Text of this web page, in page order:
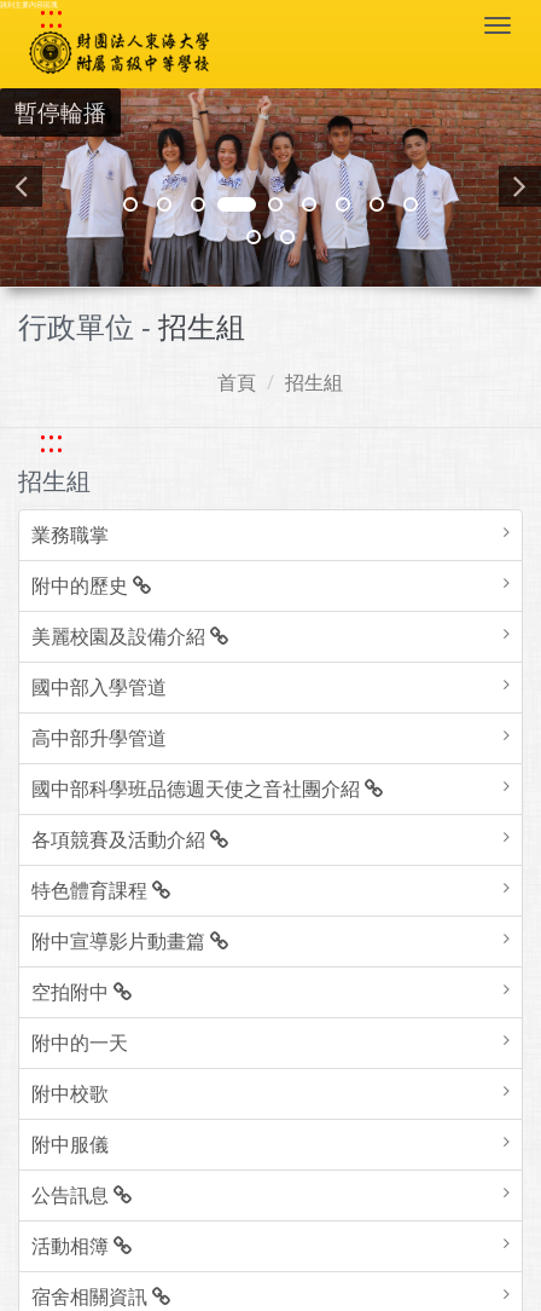
跳到主要內容區塊
:::
暫停輪播
行政單位 - 招生組
首頁 招生組
:::
招生組
業務職掌
附中的歷史
美麗校園及設備介紹
國中部入學管道
高中部升學管道
國中部科學班品德週天使之音社團介紹
各項競賽及活動介紹
特色體育課程
附中宣導影片動畫篇
空拍附中
附中的一天
附中校歌
附中服儀
公告訊息
活動相簿
宿舍相關資訊